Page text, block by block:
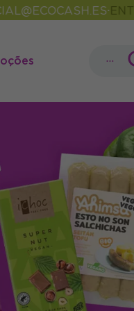
•ENTREGAS
...